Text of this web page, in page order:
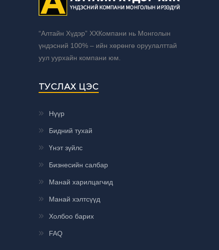
“Алтайн Хүдэр” ХХКомпани нь Монголын
үндэсний 100% – ийн хөрөнгө оруулалттай
уул уурхайн компани юм.
ТУСЛАХ ЦЭС
Нүүр
Бидний тухай
Үнэт зүйлс
Бизнесийн салбар
Манай харилцагчид
Манай хэлтсүүд
Холбоо барих
FAQ